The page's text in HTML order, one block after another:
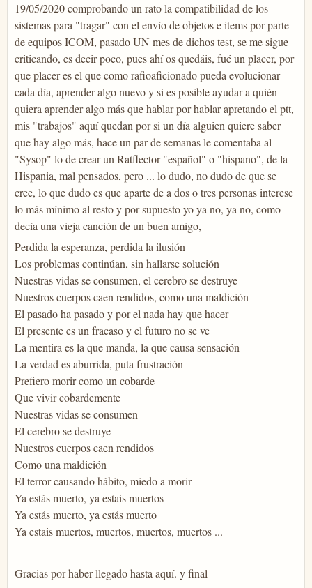
19/05/2020 comprobando un rato la compatibilidad de los
sistemas para "tragar" con el envío de objetos e items por parte
de equipos ICOM, pasado UN mes de dichos test, se me sigue
criticando, es decir poco, pues ahí os quedáis, fué un placer, por
que placer es el que como rafioaficionado pueda evolucionar
cada día, aprender algo nuevo y si es posible ayudar a quién
quiera aprender algo más que hablar por hablar apretando el ptt,
mis "trabajos" aquí quedan por si un día alguien quiere saber
que hay algo más, hace un par de semanas le comentaba al
"Sysop" lo de crear un Ratflector "español" o "hispano", de la
Hispania, mal pensados, pero ... lo dudo, no dudo de que se
cree, lo que dudo es que aparte de a dos o tres personas interese
lo más mínimo al resto y por supuesto yo ya no, ya no, como
decía una vieja canción de un buen amigo,
Perdida la esperanza, perdida la ilusión
Los problemas continúan, sin hallarse solución
Nuestras vidas se consumen, el cerebro se destruye
Nuestros cuerpos caen rendidos, como una maldición
El pasado ha pasado y por el nada hay que hacer
El presente es un fracaso y el futuro no se ve
La mentira es la que manda, la que causa sensación
La verdad es aburrida, puta frustración
Prefiero morir como un cobarde
Que vivir cobardemente
Nuestras vidas se consumen
El cerebro se destruye
Nuestros cuerpos caen rendidos
Como una maldición
El terror causando hábito, miedo a morir
Ya estás muerto, ya estais muertos
Ya estás muerto, ya estás muerto
Ya estais muertos, muertos, muertos, muertos ...
Gracias por haber llegado hasta aquí. y final